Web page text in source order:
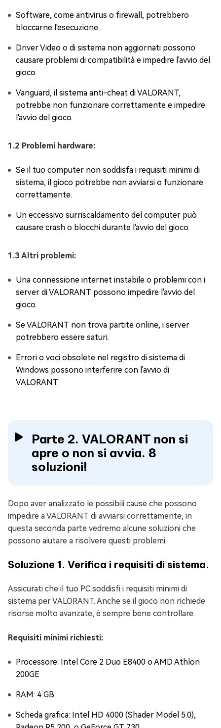
Software, come antivirus o firewall, potrebbero
bloccarne l'esecuzione.
Driver Video o di sistema non aggiornati possono
causare problemi di compatibilità e impedire l'avvio del
gioco.
Vanguard, il sistema anti-cheat di VALORANT,
potrebbe non funzionare correttamente e impedire
l'avvio del gioco.
1.2 Problemi hardware:
Se il tuo computer non soddisfa i requisiti minimi di
sistema, il gioco potrebbe non avviarsi o funzionare
correttamente.
Un eccessivo surriscaldamento del computer può
causare crash o blocchi durante l'avvio del gioco.
1.3 Altri problemi:
Una connessione internet instabile o problemi con i
server di VALORANT possono impedire l'avvio del
gioco.
Se VALORANT non trova partite online, i server
potrebbero essere saturi.
Errori o voci obsolete nel registro di sistema di
Windows possono interferire con l'avvio di
VALORANT.
Parte 2. VALORANT non si
apre o non si avvia. 8
soluzioni!
Dopo aver analizzato le possibili cause che possono
impedire a VALORANT di avviarsi correttamente, in
questa seconda parte vedremo alcune soluzioni che
possono aiutare a risolvere questi problemi.
Soluzione 1. Verifica i requisiti di sistema.
Assicurati che il tuo PC soddisfi i requisiti minimi di
sistema per VALORANT. Anche se il gioco non richiede
risorse molto avanzate, è sempre bene controllare.
Requisiti minimi richiesti:
Processore: Intel Core 2 Duo E8400 o AMD Athlon
200GE
RAM: 4 GB
Scheda grafica: Intel HD 4000 (Shader Model 5.0),